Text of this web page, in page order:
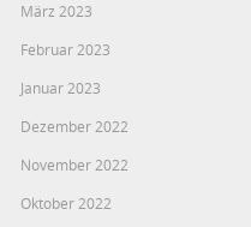
März 2023
Februar 2023
Januar 2023
Dezember 2022
November 2022
Oktober 2022